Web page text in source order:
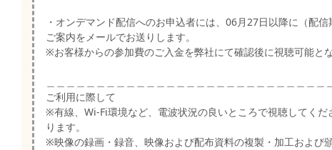
・オンデマンド配信へのお申込者には、06月27日以降に（配
ご案内をメールでお送りします。
※お客様からの参加費のご入金を弊社にて確認後に視聴可能と
ご利用に際して
※有線、Wi-Fi環境など、電波状況の良いところで視聴してく
ります。
※映像の録画・録音、映像および配布資料の複製・加工および